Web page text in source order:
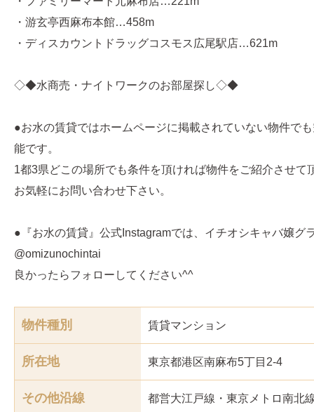
・游玄亭西麻布本館…458m
・ディスカウントドラッグコスモス広尾駅店…621m
◇◆水商売・ナイトワークのお部屋探し◇◆
●お水の賃貸ではホームページに掲載されていない物件で
能です。
1都3県どこの場所でも条件を頂ければ物件をご紹介させて
お気軽にお問い合わせ下さい。
●『お水の賃貸』公式Instagramでは、イチオシキャバ嬢グ
@omizunochintai
良かったらフォローしてください^^
物件種別 賃貸マンション
所在地 東京都港区南麻布5丁目2-4
その他沿線
都営大江戸線・東京メトロ南